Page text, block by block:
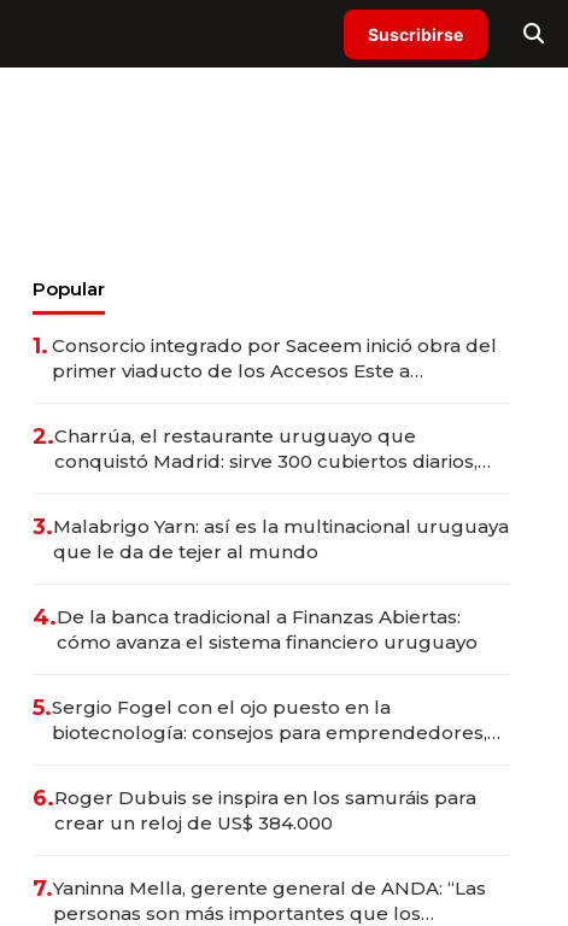
Suscribirse
Popular
1. Consorcio integrado por Saceem inició obra del
primer viaducto de los Accesos Este a
2.Charrúa, el restaurante uruguayo que
conquistó Madrid: sirve 300 cubiertos diarios,
3.Malabrigo Yarn: así es la multinacional uruguaya
que le da de tejer al mundo
4.De la banca tradicional a Finanzas Abiertas:
cómo avanza el sistema financiero uruguayo
5.Sergio Fogel con el ojo puesto en la
biotecnología: consejos para emprendedores,
6.Roger Dubuis se inspira en los samuráis para
crear un reloj de US$ 384.000
7.Yaninna Mella, gerente general de ANDA: “Las
personas son más importantes que los